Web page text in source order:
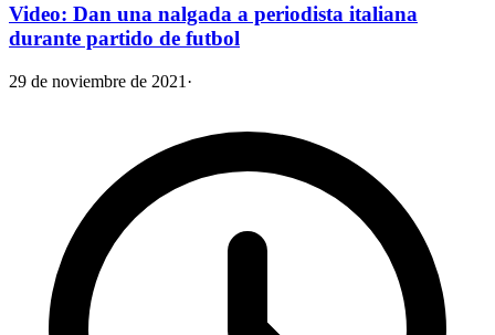
Video: Dan una nalgada a periodista italiana
durante partido de futbol
29 de noviembre de 2021 ·